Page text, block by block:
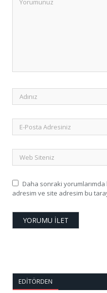
Daha sonraki yorumlarımda
adresim ve site adresim bu
EDITÖRDEN